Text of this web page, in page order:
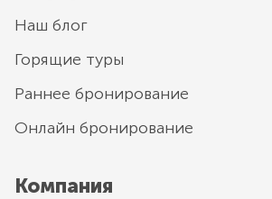
Наш блог
Горящие туры
Раннее бронирование
Онлайн бронирование
Компания